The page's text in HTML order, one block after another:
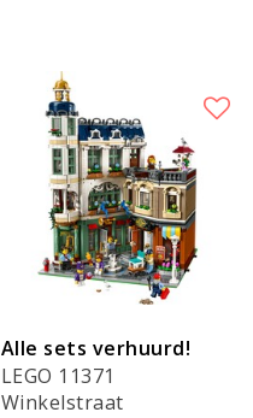
Alle sets verhuurd!
LEGO 11371
Winkelstraat